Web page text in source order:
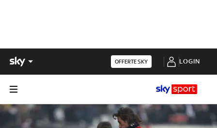
OFFERTE SKY LOGIN